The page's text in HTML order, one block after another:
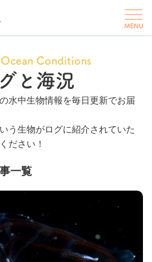
Conditions
と海況
水中生物情報を毎日更新でお届
う生物がログに紹介されていた
ださい！
一覧